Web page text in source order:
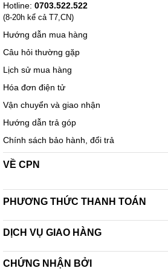
Hotline: 0703.522.522
(8-20h kể cả T7,CN)
Hướng dẫn mua hàng
Câu hỏi thường gặp
Lịch sử mua hàng
Hóa đơn điện tử
Vận chuyển và giao nhận
Hướng dẫn trả góp
Chính sách bảo hành, đổi trả
VỀ CPN
PHƯƠNG THỨC THANH TOÁN
DỊCH VỤ GIAO HÀNG
CHỨNG NHẬN BỞI